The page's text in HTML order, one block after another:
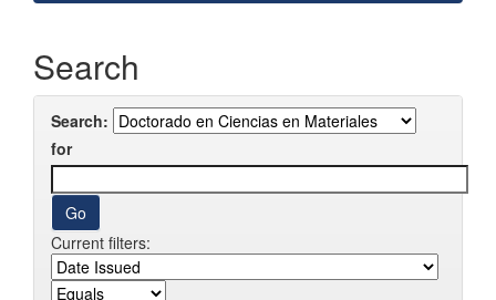
Search
Search:
for
Current filters: